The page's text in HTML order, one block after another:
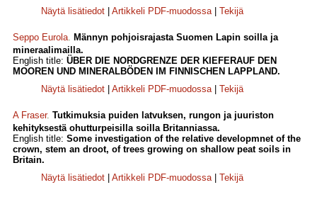
Näytä lisätiedot
Artikkeli PDF-muodossa| Tekijä
Seppo Eurola. Männyn pohjoisrajasta Suomen Lapin soilla ja
mineraalimailla.
English title: ÜBER DIE NORDGRENZE DER KIEFERAUF DEN
MOOREN UND MINERALBÖDEN IM FINNISCHEN LAPPLAND.
Näytä lisätiedot
Artikkeli PDF-muodossa| Tekijä
A Fraser. Tutkimuksia puiden latvuksen, rungon ja juuriston
kehityksestä ohutturpeisilla soilla Britanniassa.
English title: Some investigation of the relative developmnet of the
crown, stem an droot, of trees growing on shallow peat soils in
Britain.
Näytä lisätiedot
Artikkeli PDF-muodossa| Tekijä